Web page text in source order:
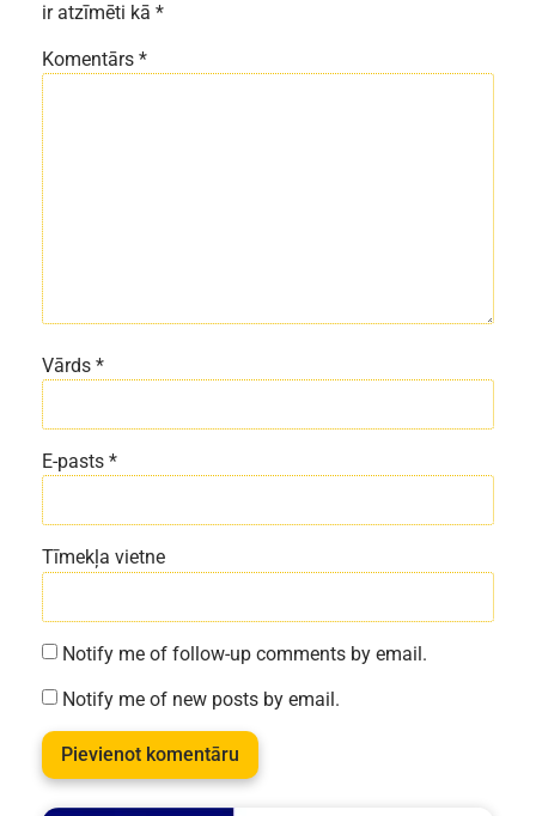
ir atzīmēti kā *
Komentārs *
Vārds *
E-pasts *
Tīmekļa vietne
Notify me of follow-up comments by email.
Notify me of new posts by email.